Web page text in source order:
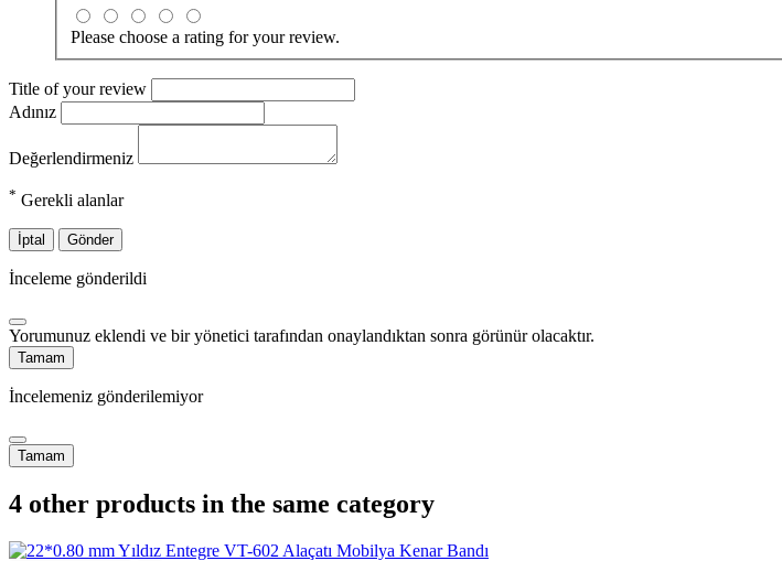
Please choose a rating for your review.
Title of your review
Adınız
Değerlendirmeniz
* Gerekli alanlar
İptal Gönder
İnceleme gönderildi
Yorumunuz eklendi ve bir yönetici tarafından onaylandıktan sonra görünür olacaktır.
Tamam
İncelemeniz gönderilemiyor
Tamam
4 other products in the same category